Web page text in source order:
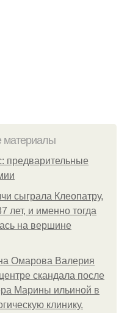
материалы
предварительные
сыграла Клеопатру,
лет, и именно тогда
на вершине
Омарова Валерия
скандала после
Марины ильиной в
клинику.